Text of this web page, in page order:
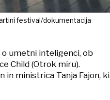
festival/dokumentacija
umetni inteligenci, ob
Child (Otrok miru).
in ministrica Tanja Fajon, ki